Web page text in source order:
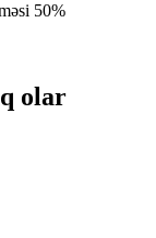
50%
olar